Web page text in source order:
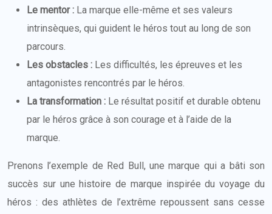
Le mentor : La marque elle-même et ses valeurs
intrinsèques, qui guident le héros tout au long de son
parcours.
Les obstacles : Les difficultés, les épreuves et les
antagonistes rencontrés par le héros.
La transformation : Le résultat positif et durable obtenu
par le héros grâce à son courage et à l’aide de la
marque.
Prenons l’exemple de Red Bull, une marque qui a bâti son
succès sur une histoire de marque inspirée du voyage du
héros : des athlètes de l’extrême repoussent sans cesse